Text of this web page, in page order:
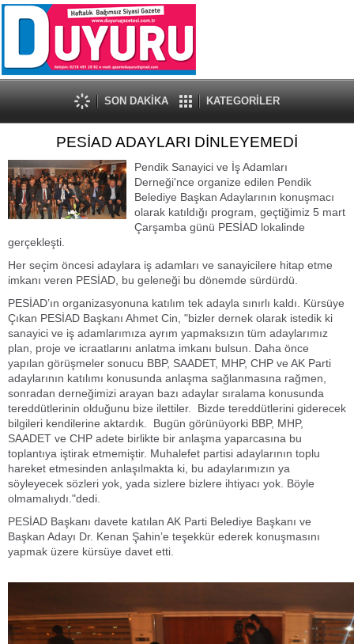
SON DAKİKA KATEGORİLER
PESİAD ADAYLARI DİNLEYEMEDİ
Pendik Sanayici ve İş Adamları
Derneği'nce organize edilen Pendik
Belediye Başkan Adaylarının konuşmacı
olarak katıldığı program, geçtiğimiz 5 mart
Çarşamba günü PESİAD lokalinde
gerçekleşti.
Her seçim öncesi adaylara iş adamları ve sanayicilere hitap etme
imkanı veren PESİAD, bu geleneği bu dönemde sürdürdü.
PESİAD’ın organizasyonuna katılım tek adayla sınırlı kaldı. Kürsüye
Çıkan PESİAD Başkanı Ahmet Cin, "bizler dernek olarak istedik ki
sanayici ve iş adamlarımıza ayrım yapmaksızın tüm adaylarımız
plan, proje ve icraatlarını anlatma imkanı bulsun. Daha önce
yapılan görüşmeler sonucu BBP, SAADET, MHP, CHP ve AK Parti
adaylarının katılımı konusunda anlaşma sağlanmasına rağmen,
sonradan derneğimizi arayan bazı adaylar sıralama konusunda
tereddütlerinin olduğunu bize ilettiler. Bizde tereddütlerini giderecek
bilgileri kendilerine aktardık. Bugün görünüyorki BBP, MHP,
SAADET ve CHP adete birlikte bir anlaşma yaparcasına bu
toplantıya iştirak etmemiştir. Muhalefet partisi adaylarının toplu
hareket etmesinden anlaşılmakta ki, bu adaylarımızın ya
söyleyecek sözleri yok, yada sizlere bizlere ihtiyacı yok. Böyle
olmamalıydı."dedi.
PESİAD Başkanı davete katılan AK Parti Belediye Başkanı ve
Başkan Adayı Dr. Kenan Şahin’e teşekkür ederek konuşmasını
yapmak üzere kürsüye davet etti.